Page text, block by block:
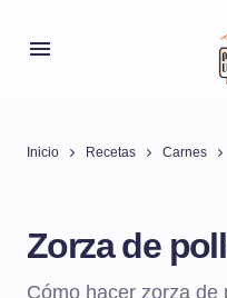
Inicio Recetas Carnes
Zorza de
Cómo hacer zorza de